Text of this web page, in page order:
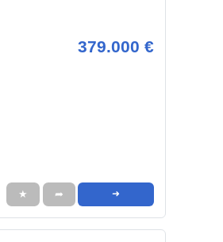
379.000 €
★ ➦ ➜